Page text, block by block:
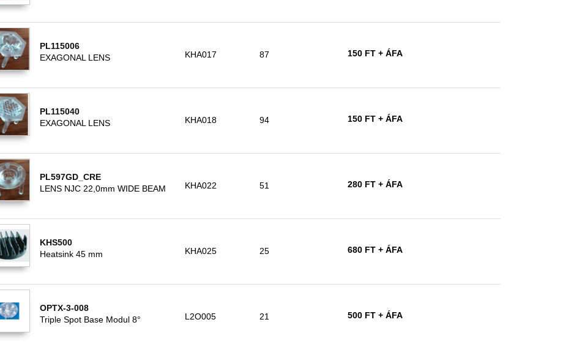
PL115006
EXAGONAL LENS
KHA017 87 150 FT + ÁFA
PL115040
EXAGONAL LENS
KHA018 94 150 FT + ÁFA
PL597GD_CRE
LENS NJC 22,0mm WIDE BEAM
KHA022 51 280 FT + ÁFA
KHS500
Heatsink 45 mm
KHA025 25 680 FT + ÁFA
OPTX-3-008
Triple Spot Base Modul 8°
L2O005 21 500 FT + ÁFA